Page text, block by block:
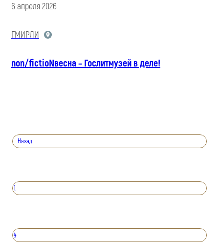
6 апреля 2026
ГМИРЛИ
non/fictioNвесна – Гослитмузей в деле!
Назад
1
4